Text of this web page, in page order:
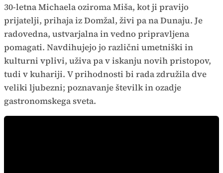
30-letna Michaela oziroma Miša, kot ji pravijo
prijatelji, prihaja iz Domžal, živi pa na Dunaju. Je
radovedna, ustvarjalna in vedno pripravljena
pomagati. Navdihujejo jo različni umetniški in
kulturni vplivi, uživa pa v iskanju novih pristopov,
tudi v kuhariji. V prihodnosti bi rada združila dve
veliki ljubezni; poznavanje številk in ozadje
gastronomskega sveta.